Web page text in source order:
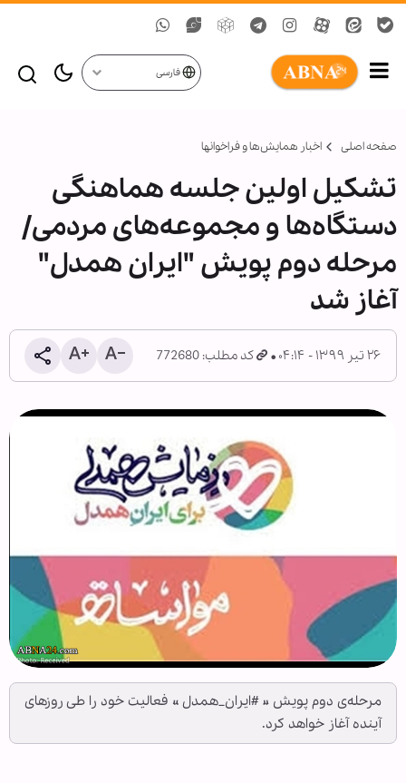
فارسی
صفحه اصلی اخبار همايش‌ها و فراخوان‏ها
تشکیل اولین جلسه هماهنگی
دستگاه‌ها و مجموعه‌های مردمی/
مرحله دوم پویش "ایران همدل"
آغاز شد
۲۶ تیر ۱۳۹۹ - ۰۴:۱۴ کد مطلب: 772680
مرحله‌ی دوم پویش « #ایران_همدل » فعالیت خود را طی روزهای
آینده آغاز خواهد کرد.